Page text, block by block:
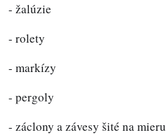
- žalúzie
- rolety
- markízy
- pergoly
- záclony a závesy šité na mieru